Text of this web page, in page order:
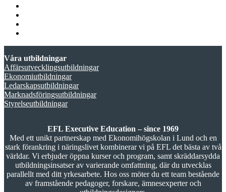
Våra utbildningar
Affärsutvecklingsutbildningar
Ekonomiutbildningar
Ledarskapsutbildningar
Marknadsföringsutbildningar
Styrelseutbildningar
EFL Executive Education – since 1969
Med ett unikt partnerskap med Ekonomihögskolan i Lund och en
stark förankring i näringslivet kombinerar vi på EFL det bästa av två
världar. Vi erbjuder öppna kurser och program, samt skräddarsydda
utbildningsinsatser av varierande omfattning, där du utvecklas
parallellt med ditt yrkesarbete. Hos oss möter du ett team bestående
av framstående pedagoger, forskare, ämnesexperter och